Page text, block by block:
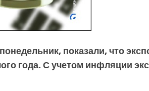
показали, что
года. С учетом инфляции